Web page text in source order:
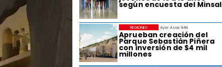
según encuesta del Minsal
Ayer A Las 9:49
Aprueban creación del
Parque Sebastián Piñera
con inversión de $4 mil
millones
REGIONES